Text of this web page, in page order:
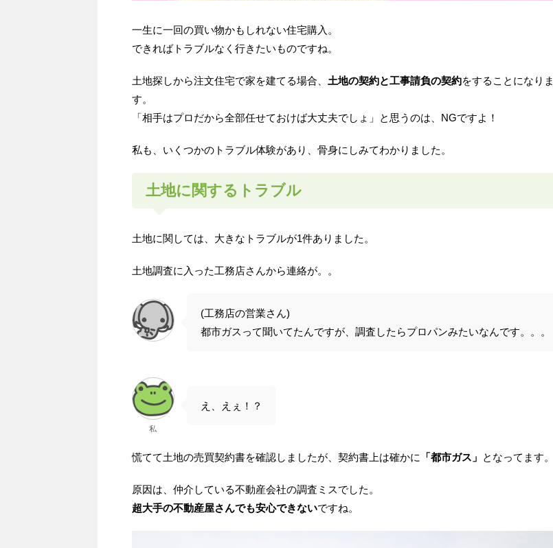
一生に一回の買い物かもしれない住宅購入。
できればトラブルなく行きたいものですね。
土地探しから注文住宅で家を建てる場合、 土地の契約と工事請負の契約をすることになりま
す。
「相手はプロだから全部任せておけば大丈夫でしょ」と思うのは、NGですよ！
私も、いくつかのトラブル体験があり、骨身にしみてわかりました。
土地に関するトラブル
土地に関しては、大きなトラブルが1件ありました。
土地調査に入った工務店さんから連絡が。。
(工務店の営業さん)
都市ガスって聞いてたんですが、調査したらプロパンみたいなんです。。。
私
え、えぇ！？
慌てて土地の売買契約書を確認しましたが、契約書上は確かに 「都市ガス」 となってます。
原因は、仲介している不動産会社の調査ミスでした。
超大手の不動産屋さんでも安心できないですね。